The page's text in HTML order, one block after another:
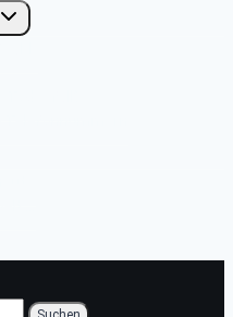
Untermenü
umschalten